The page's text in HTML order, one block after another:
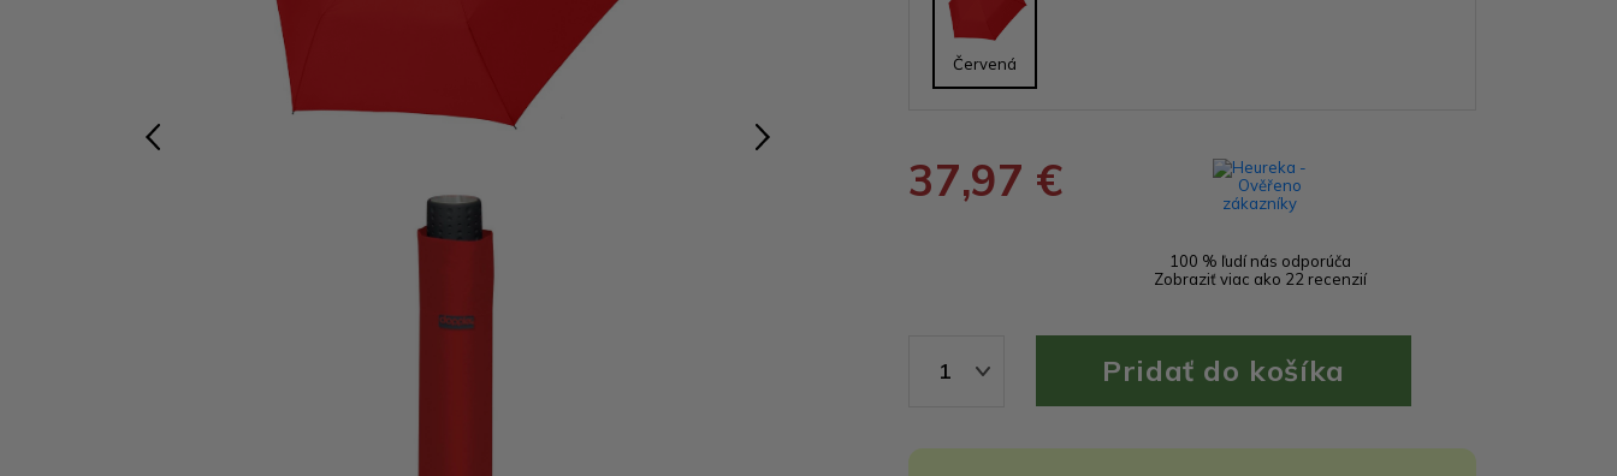
Červená
37,97 €
100 % ľudí nás odporúča
Zobraziť viac ako 22 recenzií
1